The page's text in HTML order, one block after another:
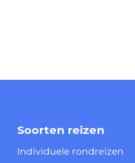
Soorten reizen
Individuele rondreizen